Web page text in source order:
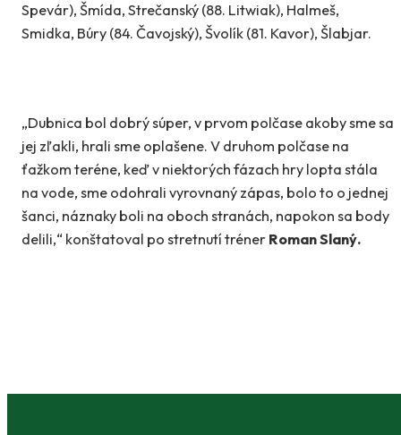
Spevár), Šmída, Strečanský (88. Litwiak), Halmeš,
Smidka, Búry (84. Čavojský), Švolík (81. Kavor), Šlabjar.
„Dubnica bol dobrý súper, v prvom polčase akoby sme sa
jej zľakli, hrali sme oplašene. V druhom polčase na
ťažkom teréne, keď v niektorých fázach hry lopta stála
na vode, sme odohrali vyrovnaný zápas, bolo to o jednej
šanci, náznaky boli na oboch stranách, napokon sa body
delili,“ konštatoval po stretnutí tréner Roman Slaný.